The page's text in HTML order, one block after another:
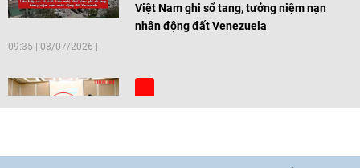
Việt Nam ghi sổ tang, tưởng niệm nạn
nhân động đất Venezuela
09:35 | 08/07/2026
[Video] Trẻ em Đông Á cùng kiến tạo